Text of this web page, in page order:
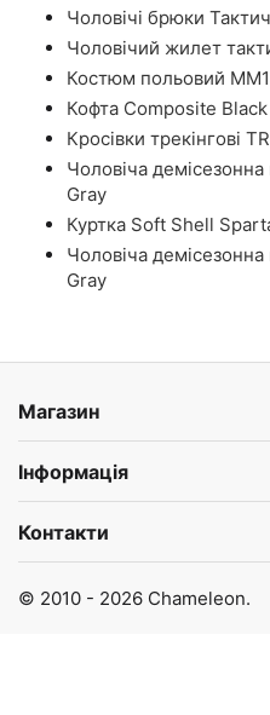
Чоловічі брюки
Чоловічий жилет
Костюм польовий
Кофта Composite Black
Кросівки трекінгові
Чоловіча
Gray
Куртка Soft Shell
Чоловіча
Gray
Магазин
Інформація
Контакти
© 2010 - 2026 Chameleon.